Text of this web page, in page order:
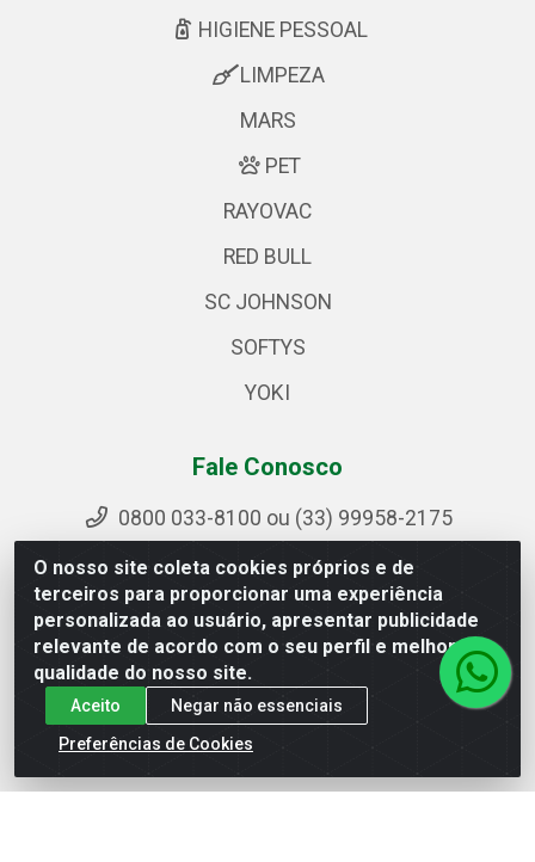
O nosso site coleta cookies próprios e de
terceiros para proporcionar uma experiência
personalizada ao usuário, apresentar publicidade
relevante de acordo com o seu perfil e melhorar a
qualidade do nosso site.
Aceito
Negar não essenciais
Preferências de Cookies
HIGIENE PESSOAL
LIMPEZA
MARS
PET
RAYOVAC
RED BULL
SC JOHNSON
SOFTYS
YOKI
Fale Conosco
0800 033-8100 ou (33) 99958-2175
sac@ipirangamg.com.br
Acompanhe nossas publicações
Ipiranga Distribuição LTDA - Avenida Doutor Jorge
Hannas, 101 - Ponte da Aldeia - Manhuaçu / MG - CEP
36906-440 - CNPJ 25.310.749/0001-66